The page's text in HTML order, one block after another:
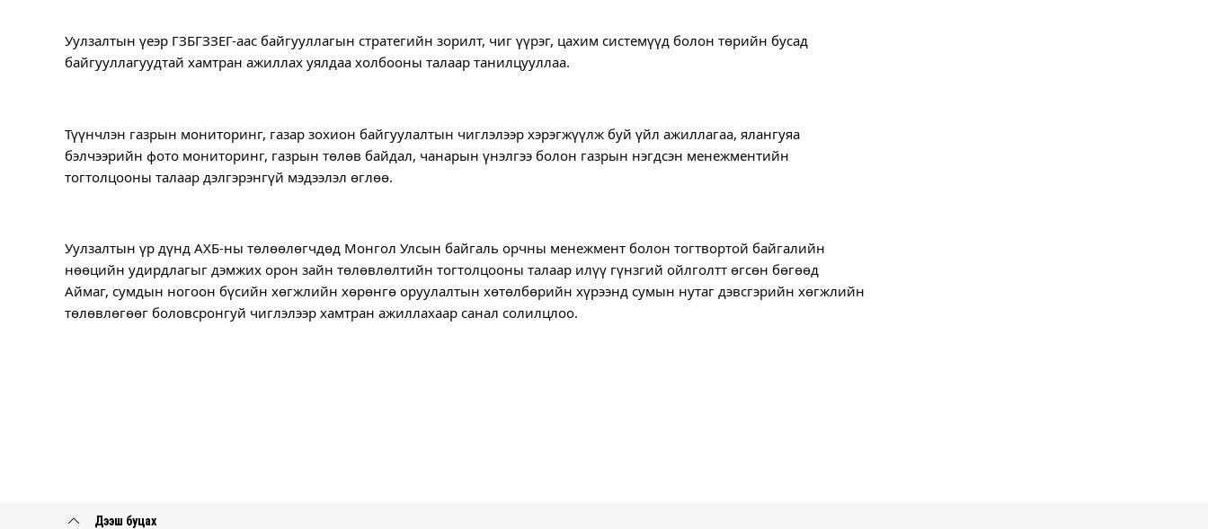
Уулзалтын үеэр ГЗБГЗЗЕГ-аас байгууллагын стратегийн зорилт, чиг үүрэг, цахим системүүд болон төрийн бусад
байгууллагуудтай хамтран ажиллах уялдаа холбооны талаар танилцууллаа.
Түүнчлэн газрын мониторинг, газар зохион байгуулалтын чиглэлээр хэрэгжүүлж буй үйл ажиллагаа, ялангуяа
бэлчээрийн фото мониторинг, газрын төлөв байдал, чанарын үнэлгээ болон газрын нэгдсэн менежментийн
тогтолцооны талаар дэлгэрэнгүй мэдээлэл өглөө.
Уулзалтын үр дүнд АХБ-ны төлөөлөгчдөд Монгол Улсын байгаль орчны менежмент болон тогтвортой байгалийн
нөөцийн удирдлагыг дэмжих орон зайн төлөвлөлтийн тогтолцооны талаар илүү гүнзгий ойлголтт өгсөн бөгөөд
Аймаг, сумдын ногоон бүсийн хөгжлийн хөрөнгө оруулалтын хөтөлбөрийн хүрээнд сумын нутаг дэвсгэрийн хөгжлийн
төлөвлөгөөг боловсронгуй чиглэлээр хамтран ажиллахаар санал солилцлоо.
Дээш буцах